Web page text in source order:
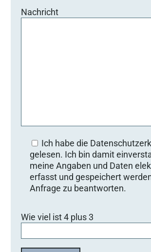
Nachricht
Ich habe die
gelesen. Ich bin damit
meine Angaben und Daten
erfasst und gespeichert
Anfrage zu beantworten.
Wie viel ist 4 plus 3